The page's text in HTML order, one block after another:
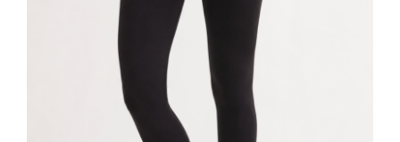
Ženske pamučne helanke crne Art.
2028 | Bear Underwear